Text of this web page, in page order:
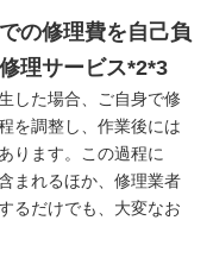
の修理費を自己負
理サービス*2*3
した場合、ご自身で修
を調整し、作業後には
ります。この過程に
まれるほか、修理業者
るだけでも、大変なお